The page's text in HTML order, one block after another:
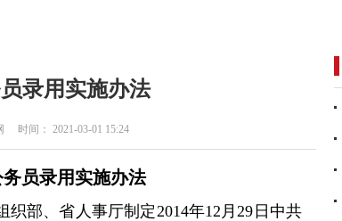
录用实施办法
时间： 2021-03-01 15:24
员录用实施办法
织部、省人事厅制定2014年12月29日中共